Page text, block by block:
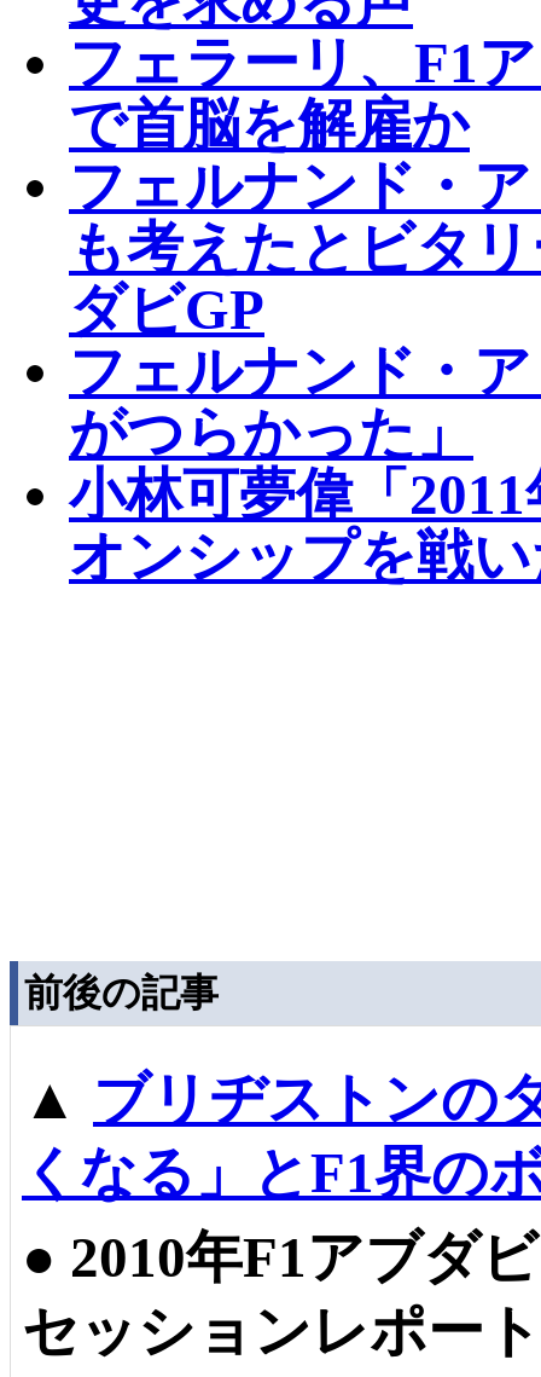
フェラーリ、F1
で首脳を解雇か
フェルナンド・
も考えたとビタ
ダビGP
フェルナンド・
がつらかった」
小林可夢偉「
オンシップを戦
前後の記事
▲ ブリヂストンの
くなる」とF1界の
● 2010年F1アブダ
セッションレポート